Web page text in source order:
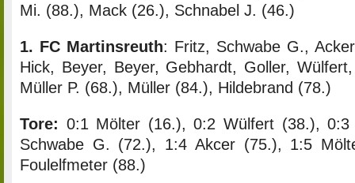
Mi. (88.), Mack (26.), Schnabel J. (46.)
1. FC Martinsreuth: Fritz, Schwabe G.,
Hick, Beyer, Beyer, Gebhardt, Goller,
Müller P. (68.), Müller (84.), Hildebrand (78.)
Tore: 0:1 Mölter (16.), 0:2 Wülfert (38.),
Schwabe G. (72.), 1:4 Akcer (75.), 1:5
Foulelfmeter (88.)